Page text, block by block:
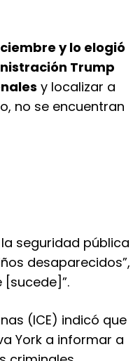
y lo elogió
Trump
y localizar a
no se encuentran
seguridad pública
desaparecidos”,
[sucede]”.
(ICE) indicó que
York a informar a